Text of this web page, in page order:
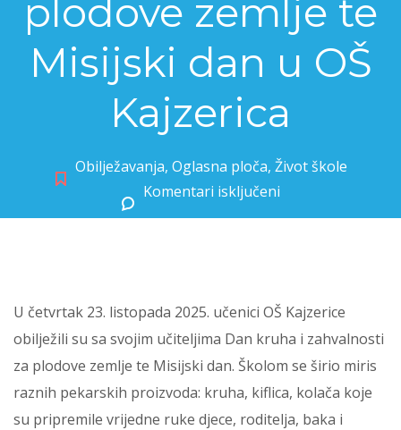
plodove zemlje te
Misijski dan u OŠ
Kajzerica
Obilježavanja, Oglasna ploča, Život škole
Komentari isključeni
U četvrtak 23. listopada 2025. učenici OŠ Kajzerice
obilježili su sa svojim učiteljima Dan kruha i zahvalnosti
za plodove zemlje te Misijski dan. Školom se širio miris
raznih pekarskih proizvoda: kruha, kiflica, kolača koje
su pripremile vrijedne ruke djece, roditelja, baka i